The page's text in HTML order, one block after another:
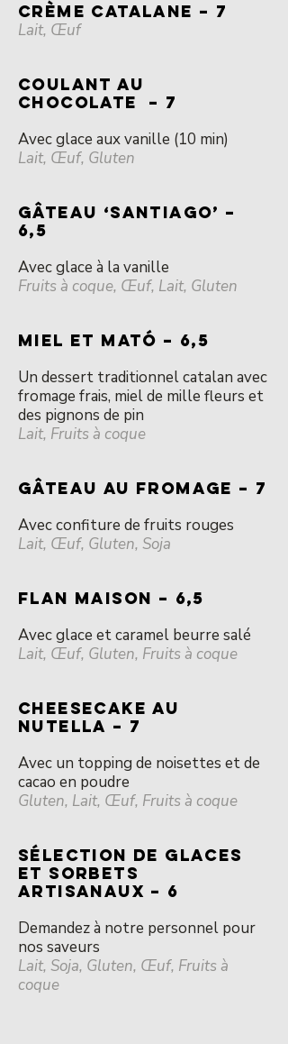
CRÈME CATALANE – 7
Lait, Œuf
COULANT AU
CHOCOLATE – 7
Avec glace aux vanille (10 min)
Lait, Œuf, Gluten
GÂTEAU ‘SANTIAGO’ –
6,5
Avec glace à la vanille
Fruits à coque, Œuf, Lait, Gluten
MIEL ET MATÓ – 6,5
Un dessert traditionnel catalan avec
fromage frais, miel de mille fleurs et
des pignons de pin
Lait, Fruits à coque
GÂTEAU AU FROMAGE – 7
Avec confiture de fruits rouges
Lait, Œuf, Gluten, Soja
FLAN MAISON – 6,5
Avec glace et caramel beurre salé
Lait, Œuf, Gluten, Fruits à coque
CHEESECAKE au
NUTELLA – 7
Avec un topping de noisettes et de
cacao en poudre
Gluten, Lait, Œuf, Fruits à coque
SÉLECTION DE GLACES
ET SORBETS
ARTISANAUX – 6
Demandez à notre personnel pour
nos saveurs
Lait, Soja, Gluten, Œuf, Fruits à
coque